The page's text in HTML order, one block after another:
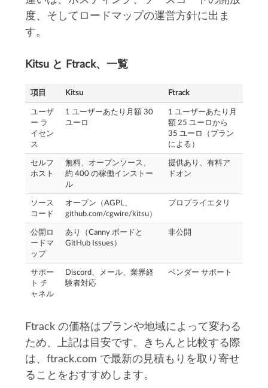
度、そしてロードマップの運営方針に出ま
す。
Kitsu と Ftrack、一覧
項目 Kitsu Ftrack
ユーザ
ー ラ
イセン
ス
1 ユーザーあたり月額 30
ユーロ
1 ユーザーあたり月
額 25 ユーロから
35 ユーロ（プラン
による）
セルフ
ホスト
無料、オープンソース、
約 400 の稼働インストー
ル
提供あり、有料ア
ドオン
ソース
コード
オープン（AGPL、
github.com/cgwire/kitsu）
プロプライエタリ
公開ロ
ードマ
ップ
あり（Canny ボードと
GitHub Issues）
非公開
サポー
ト チ
ャネル
Discord、メール、業界経
験者対応
ベンダー サポート
Ftrack の価格はプランや地域によって変わる
ため、上記は目安です。きちんと比較する際
は、ftrack.com で最新の見積もりを取り寄せ
ることをおすすめします。